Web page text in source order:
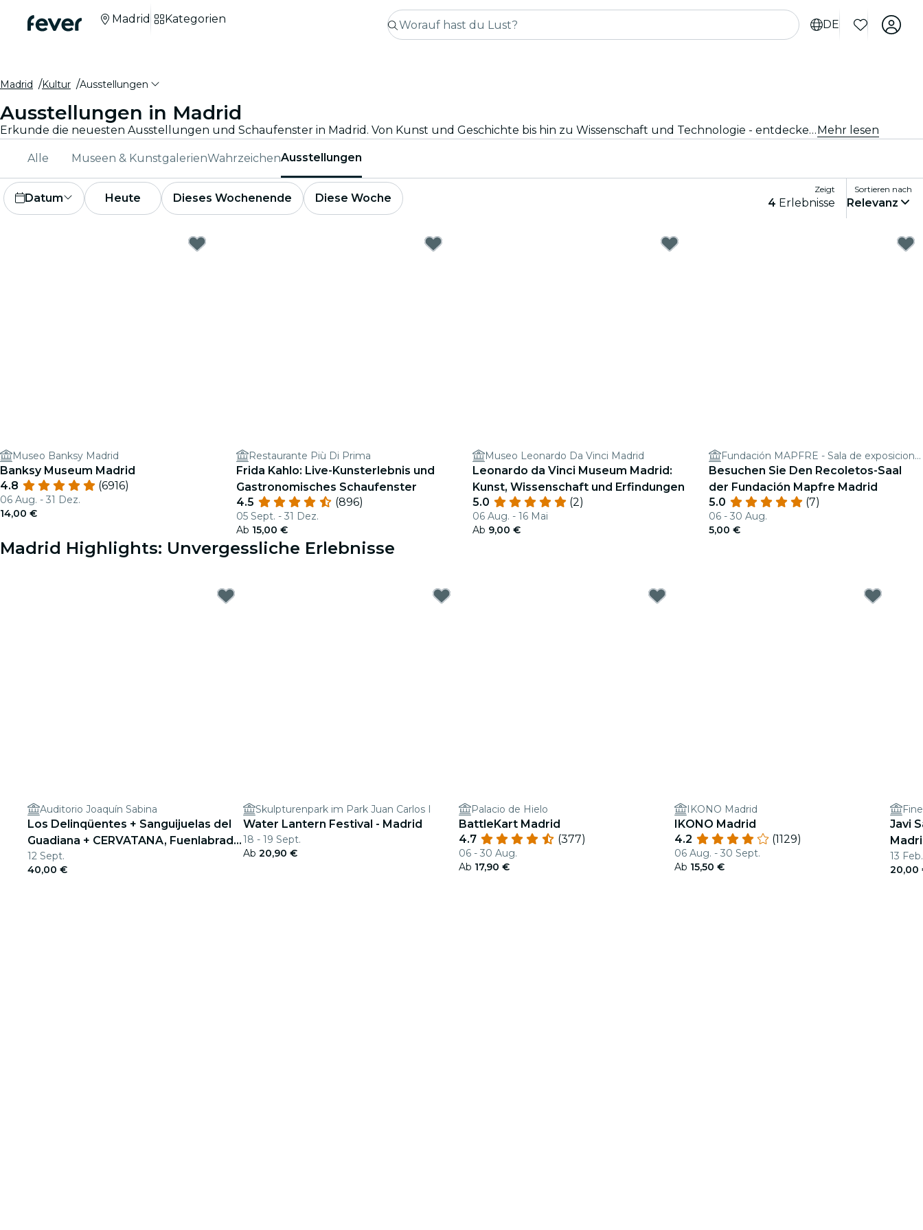
DE
Madrid Kategorien
Madrid Kultur Ausstellungen
Ausstellungen in Madrid
Erkunde die neuesten Ausstellungen und Schaufenster in Madrid. Von Kunst und Geschichte bis hin zu Wissenschaft und Technologie - entdecke faszinierende Ausstellungen, die deine Neugier wecken.Mehr lesen
Alle Museen & KunstgalerienWahrzeichenAusstellungen
Datum Heute Dieses Wochenende Diese Woche
Zeigt
4 Erlebnisse
Sortieren nach
Relevanz
Museo Banksy Madrid
Banksy Museum Madrid
4.8
(6916)
06 Aug. - 31 Dez.
14,00 €
Restaurante Più Di Prima
Frida Kahlo: Live-Kunsterlebnis und
Gastronomisches Schaufenster
4.5
(896)
05 Sept. - 31 Dez.
Ab 15,00 €
Museo Leonardo Da Vinci Madrid
Leonardo da Vinci Museum Madrid:
Kunst, Wissenschaft und Erfindungen
5.0
(2)
06 Aug. - 16 Mai
Ab 9,00 €
Fundación MAPFRE - Sala de exposiciones
Besuchen Sie Den Recoletos-Saal
der Fundación Mapfre Madrid
5.0
(7)
06 - 30 Aug.
5,00 €
Madrid Highlights: Unvergessliche Erlebnisse
Auditorio Joaquín Sabina
Los Delinqüentes + Sanguijuelas del
Guadiana + CERVATANA, Fuenlabrada
2026
12 Sept.
40,00 €
Skulpturenpark im Park Juan Carlos I
Water Lantern Festival - Madrid
18 - 19 Sept.
Ab 20,90 €
Palacio de Hielo
BattleKart Madrid
4.7
(377)
06 - 30 Aug.
Ab 17,90 €
IKONO Madrid
IKONO Madrid
4.2
(1129)
06 Aug. - 30 Sept.
Ab 15,50 €
Javi
13 Feb.
20,00